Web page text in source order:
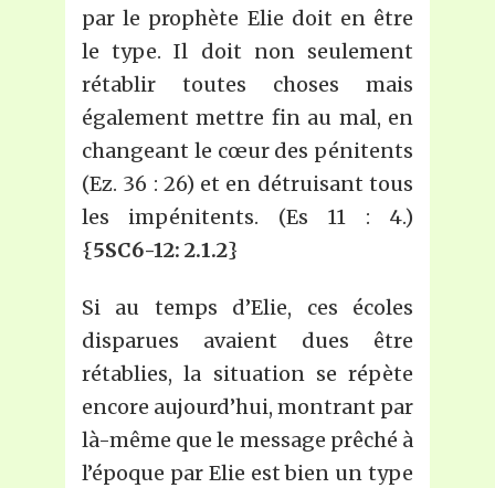
par le prophète Elie doit en être
le type. Il doit non seulement
rétablir toutes choses mais
également mettre fin au mal, en
changeant le cœur des pénitents
(Ez. 36 : 26) et en détruisant tous
les impénitents. (Es 11 : 4.)
{5SC6-12: 2.1.2}
Si au temps d’Elie, ces écoles
disparues avaient dues être
rétablies, la situation se répète
encore aujourd’hui, montrant par
là-même que le message prêché à
l’époque par Elie est bien un type